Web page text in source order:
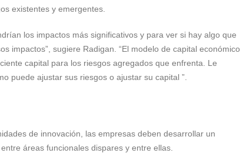
existentes y emergentes.
los impactos más significativos y para ver si hay algo que
impactos”, sugiere Radigan. “El modelo de capital económico
capital para los riesgos agregados que enfrenta. Le
puede ajustar sus riesgos o ajustar su capital ”.
de innovación, las empresas deben desarrollar un
áreas funcionales dispares y entre ellas.